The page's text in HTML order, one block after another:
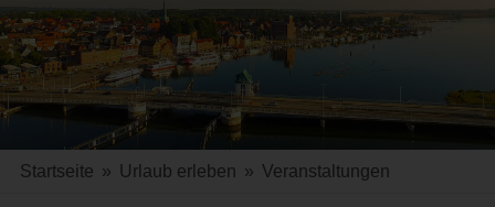
Startseite » Urlaub erleben » Veranstaltungen